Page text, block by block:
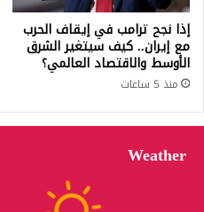
إذا نجح ترامب في إيقاف الحرب
مع إيران.. كيف سيتغير الشرق
الأوسط والاقتصاد العالمي؟
منذ 5 ساعات
Weather